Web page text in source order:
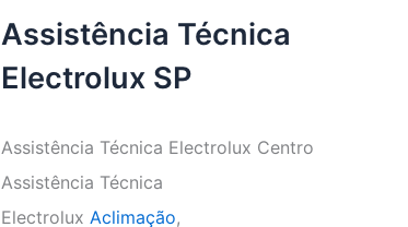
Assistência Técnica
Electrolux SP
Assistência Técnica Electrolux Centro
Assistência Técnica
Electrolux Aclimação,